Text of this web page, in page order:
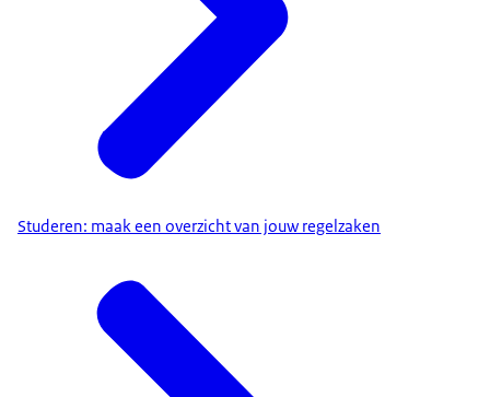
Studeren: maak een overzicht van jouw regelzaken